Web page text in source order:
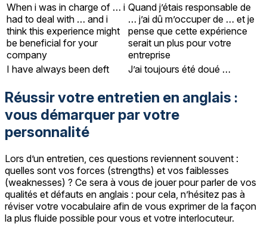
When i was in charge of … i
had to deal with … and i
think this experience might
be beneficial for your
company
Quand j’étais responsable de
… j’ai dû m’occuper de … et je
pense que cette expérience
serait un plus pour votre
entreprise
I have always been deft
J’ai toujours été doué …
Réussir votre entretien en anglais :
vous démarquer par votre
personnalité
Lors d’un entretien, ces questions reviennent souvent :
quelles sont vos forces (strengths) et vos faiblesses
(weaknesses) ? Ce sera à vous de jouer pour parler de vos
qualités et défauts en anglais : pour cela, n’hésitez pas à
réviser votre vocabulaire afin de vous exprimer de la façon
la plus fluide possible pour vous et votre interlocuteur.